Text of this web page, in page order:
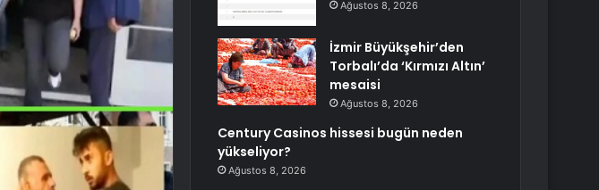
Ağustos 8, 2026
İzmir Büyükşehir’den
Torbalı’da ‘Kırmızı Altın’
mesaisi
Ağustos 8, 2026
Century Casinos hissesi bugün neden
yükseliyor?
Ağustos 8, 2026